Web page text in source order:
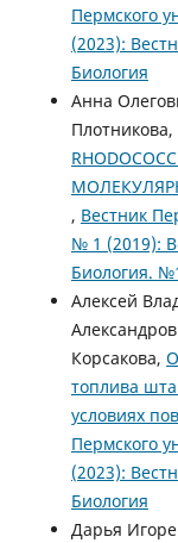
Пермского
(2023):
Биология
Анна
Плотникова,
, Вестник
№ 1 (2019):
Биология.
Алексей
Корсакова,
топлива
условиях
Пермского
(2023):
Биология
Дарья